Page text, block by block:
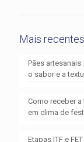
Mais recentes
Pães
o sabor e a
Como receber
em clima de
Etapas ITF e